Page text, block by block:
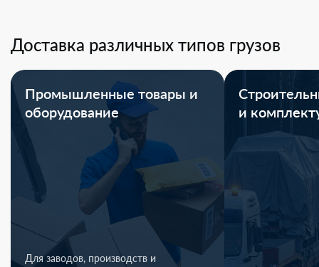
Доставка различных типов грузов
Промышленные товары и
оборудование
Для заводов, производств и
и